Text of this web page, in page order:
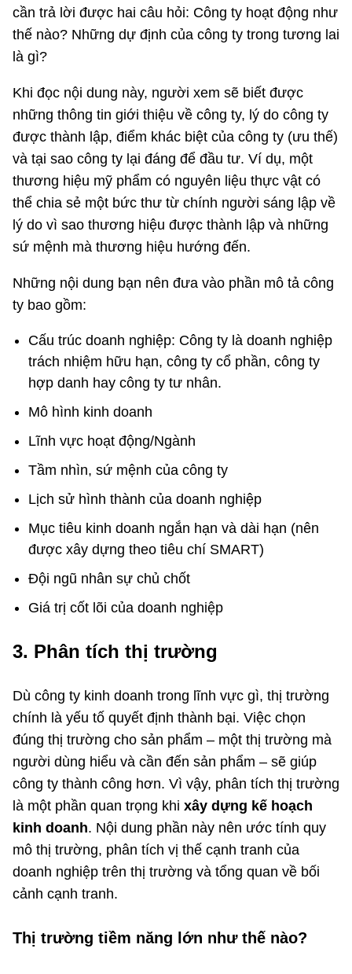
cần trả lời được hai câu hỏi: Công ty hoạt động như
thế nào? Những dự định của công ty trong tương lai
là gì?
Khi đọc nội dung này, người xem sẽ biết được
những thông tin giới thiệu về công ty, lý do công ty
được thành lập, điểm khác biệt của công ty (ưu thế)
và tại sao công ty lại đáng để đầu tư. Ví dụ, một
thương hiệu mỹ phẩm có nguyên liệu thực vật có
thể chia sẻ một bức thư từ chính người sáng lập về
lý do vì sao thương hiệu được thành lập và những
sứ mệnh mà thương hiệu hướng đến.
Những nội dung bạn nên đưa vào phần mô tả công
ty bao gồm:
Cấu trúc doanh nghiệp: Công ty là doanh nghiệp
trách nhiệm hữu hạn, công ty cổ phần, công ty
hợp danh hay công ty tư nhân.
Mô hình kinh doanh
Lĩnh vực hoạt động/Ngành
Tầm nhìn, sứ mệnh của công ty
Lịch sử hình thành của doanh nghiệp
Mục tiêu kinh doanh ngắn hạn và dài hạn (nên
được xây dựng theo tiêu chí SMART)
Đội ngũ nhân sự chủ chốt
Giá trị cốt lõi của doanh nghiệp
3. Phân tích thị trường
Dù công ty kinh doanh trong lĩnh vực gì, thị trường
chính là yếu tố quyết định thành bại. Việc chọn
đúng thị trường cho sản phẩm – một thị trường mà
người dùng hiểu và cần đến sản phẩm – sẽ giúp
công ty thành công hơn. Vì vậy, phân tích thị trường
là một phần quan trọng khi xây dựng kế hoạch
kinh doanh. Nội dung phần này nên ước tính quy
mô thị trường, phân tích vị thế cạnh tranh của
doanh nghiệp trên thị trường và tổng quan về bối
cảnh cạnh tranh.
Thị trường tiềm năng lớn như thế nào?